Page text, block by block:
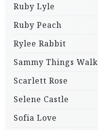
Ruby Lyle
Ruby Peach
Rylee Rabbit
Sammy Things Walk
Scarlett Rose
Selene Castle
Sofia Love